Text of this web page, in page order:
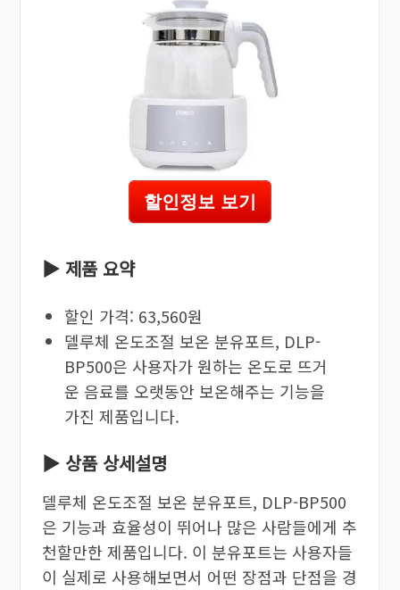
할인정보 보기
▶ 제품 요약
할인 가격: 63,560원
델루체 온도조절 보온 분유포트, DLP-
BP500은 사용자가 원하는 온도로 뜨거
운 음료를 오랫동안 보온해주는 기능을
가진 제품입니다.
▶ 상품 상세설명
델루체 온도조절 보온 분유포트, DLP-BP500
은 기능과 효율성이 뛰어나 많은 사람들에게 추
천할만한 제품입니다. 이 분유포트는 사용자들
이 실제로 사용해보면서 어떤 장점과 단점을 경